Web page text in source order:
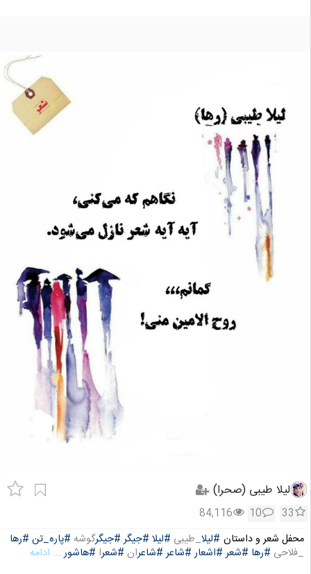
لیلا طیبی (صحرا)
33
10
84,116
محفل شعر و داستان #لیلا_طیبی #لیلا #جیگر #جیگرگوشه #پاره_تن #رها
_فلاحی #رها #شعر #اشعار #شاعر #شاعران #شعرا #هاشور ... ادامه